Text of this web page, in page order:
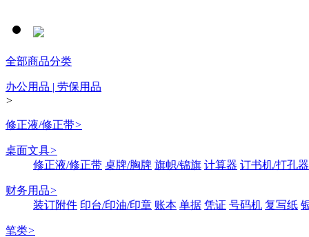
全部商品分类
办公用品 | 劳保用品
>
修正液/修正带>
桌面文具>
修正液/修正带 桌牌/胸牌 旗帜/锦旗 计算器 订书机/打孔器
财务用品>
装订附件 印台/印油/印章 账本 单据 凭证 号码机 复写纸
笔类>